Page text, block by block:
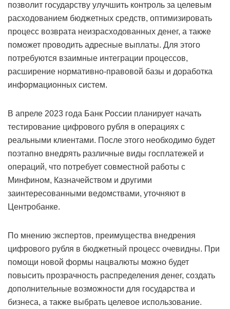
позволит государству улучшить контроль за целевым
расходованием бюджетных средств, оптимизировать
процесс возврата неизрасходованных денег, а также
поможет проводить адресные выплаты. Для этого
потребуются взаимные интеграции процессов,
расширение нормативно-правовой базы и доработка
информационных систем.
В апреле 2023 года Банк России планирует начать
тестирование цифрового рубля в операциях с
реальными клиентами. После этого необходимо будет
поэтапно внедрять различные виды госплатежей и
операций, что потребует совместной работы с
Минфином, Казначейством и другими
заинтересованными ведомствами, уточняют в
Центробанке.
По мнению экспертов, преимущества внедрения
цифрового рубля в бюджетный процесс очевидны. При
помощи новой формы нацвалюты можно будет
повысить прозрачность распределения денег, создать
дополнительные возможности для государства и
бизнеса, а также выбрать целевое использование.